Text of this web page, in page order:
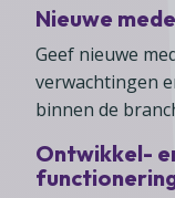
Nieuwe
Geef nieuwe
verwachtingen
binnen de
Ontwikkel-